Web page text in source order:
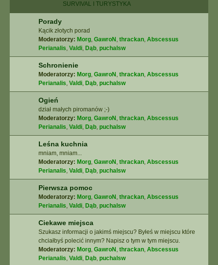
SURVIVAL I TURYSTYKA
Porady
Kącik złotych porad
Moderatorzy: Morg, GawroN , thrackan, Abscessus
Perianalis, Valdi, Dąb, puchalsw
Schronienie
Moderatorzy: Morg, GawroN , thrackan, Abscessus
Perianalis, Valdi, Dąb, puchalsw
Ogień
dział małych piromanów ;-)
Moderatorzy: Morg, GawroN , thrackan, Abscessus
Perianalis, Valdi, Dąb, puchalsw
Leśna kuchnia
mniam, mniam...
Moderatorzy: Morg, GawroN , thrackan, Abscessus
Perianalis, Valdi, Dąb, puchalsw
Pierwsza pomoc
Moderatorzy: Morg, GawroN , thrackan, Abscessus
Perianalis, Valdi, Dąb, puchalsw
Ciekawe miejsca
Szukasz informacji o jakimś miejscu? Byłeś w miejscu które
chciałbyś polecić innym? Napisz o tym w tym miejscu.
Moderatorzy: Morg, GawroN , thrackan, Abscessus
Perianalis, Valdi, Dąb, puchalsw